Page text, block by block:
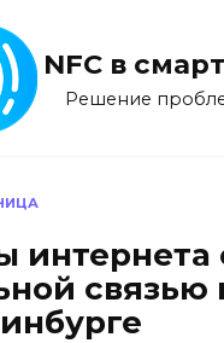
NFC в
Решение
интернета
связью